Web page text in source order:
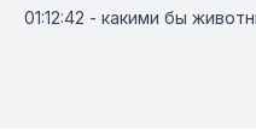
01:12:42 - какими бы